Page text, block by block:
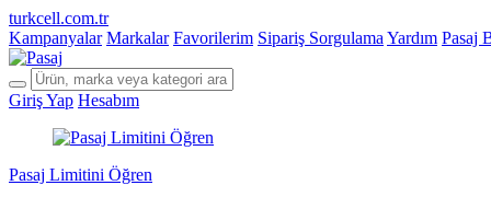
turkcell.com.tr
Kampanyalar Markalar Favorilerim Sipariş Sorgulama Yardım Pasaj
Giriş Yap Hesabım
Pasaj Limitini Öğren